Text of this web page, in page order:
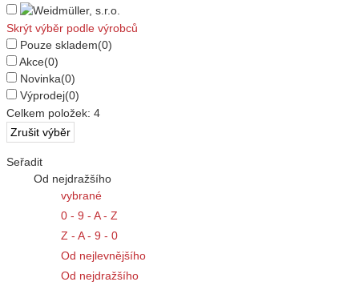
Skrýt výběr podle výrobců
Pouze skladem(0)
Akce(0)
Novinka(0)
Výprodej(0)
Celkem položek: 4
Seřadit
Od nejdražšího
vybrané
0 - 9 - A - Z
Z - A - 9 - 0
Od nejlevnějšího
Od nejdražšího